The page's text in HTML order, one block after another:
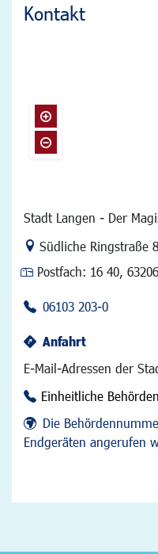
Kontakt
Stadt Langen - Der
Link zur Google-
Südliche Ringstraße
Postfach: 16 40,
06103 203-0
Anfahrt
E-Mail-Adressen der
Einheitliche
Die
Endgeräten angerufen